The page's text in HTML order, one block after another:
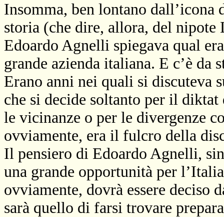
Insomma, ben lontano dall’icona
storia (che dire, allora, del nipote
Edoardo Agnelli spiegava qual
grande azienda italiana. E c’è da
Erano anni nei quali si discuteva
che si decide soltanto per il
le vicinanze o per le divergenze
ovviamente, era il fulcro della
Il pensiero di Edoardo Agnelli,
una grande opportunità per
ovviamente, dovrà essere
sarà quello di farsi trovare